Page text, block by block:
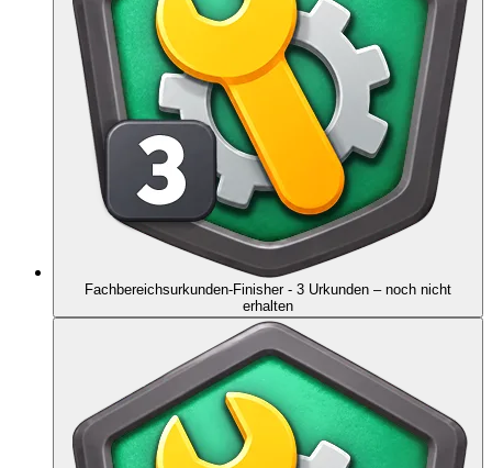
Fachbereichsurkunden-Finisher - 3 Urkunden – noch nicht
erhalten